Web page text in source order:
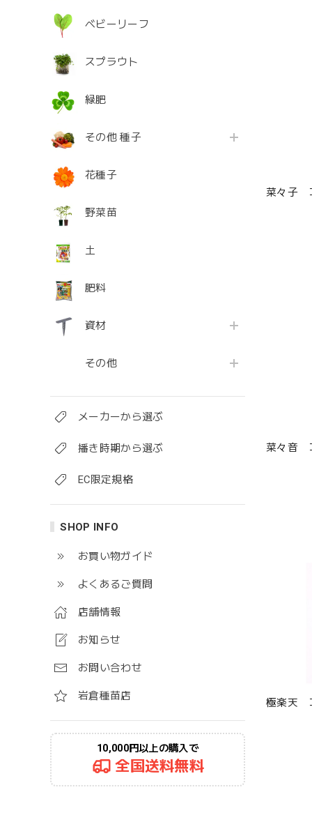
ベビーリーフ
スプラウト
緑肥
その他 種子
花種子
野菜苗
土
肥料
資材
その他
メーカーから選ぶ
播き時期から選ぶ
EC限定規格
SHOP INFO
お買い物ガイド
よくあるご質問
店舗情報
お知らせ
お問い合わせ
岩倉種苗店
10,000円以上の購入で
全国送料無料
菜々子
菜々音
極楽天